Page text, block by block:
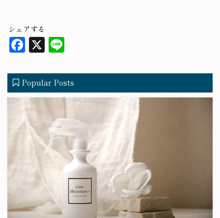
シェアする
F
c
e
b
o
o
X
e
Popular Posts